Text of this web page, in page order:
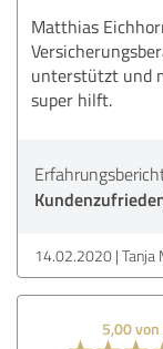
Matthias
unterstützt und
super hilft.
14.02.2020 Tanja
5,00 von